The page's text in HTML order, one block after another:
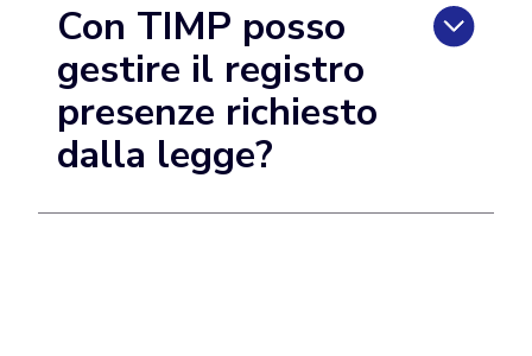
Con TIMP posso
gestire il registro
presenze richiesto
dalla legge?